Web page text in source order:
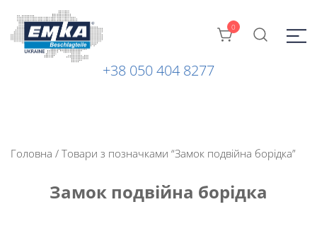
ЕМКА УКРАЇНА
Промислова фурнітура: замки, петлі та ін. від ТМ "EMKA
0
+38 050 404 8277
Головна / Товари з позначками “Замок подвійна борідка”
Замок подвійна борідка